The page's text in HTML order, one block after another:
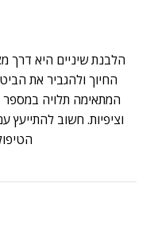
הלבנת שיניים היא דרך
החיוך ולהגביר את
המתאימה תלויה במספר
וציפיות. חשוב להתייעץ